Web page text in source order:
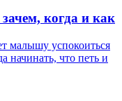
когда и как
малышу успокоиться
начинать, что петь и